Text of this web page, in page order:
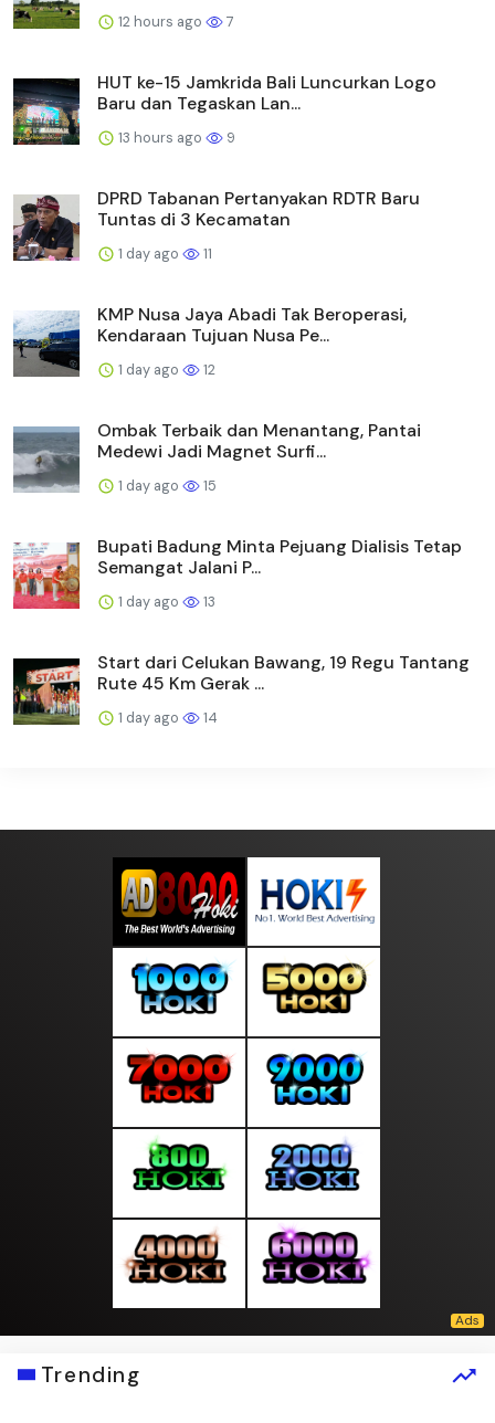
12 hours ago 7
HUT ke-15 Jamkrida Bali Luncurkan Logo
Baru dan Tegaskan Lan...
13 hours ago 9
DPRD Tabanan Pertanyakan RDTR Baru
Tuntas di 3 Kecamatan
1 day ago 11
KMP Nusa Jaya Abadi Tak Beroperasi,
Kendaraan Tujuan Nusa Pe...
1 day ago 12
Ombak Terbaik dan Menantang, Pantai
Medewi Jadi Magnet Surfi...
1 day ago 15
Bupati Badung Minta Pejuang Dialisis Tetap
Semangat Jalani P...
1 day ago 13
Start dari Celukan Bawang, 19 Regu Tantang
Rute 45 Km Gerak ...
1 day ago 14
Trending